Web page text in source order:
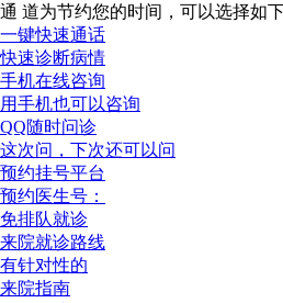
通 道为节约您的时间，可以选择如
一键快速通话
快速诊断病情
手机在线咨询
用手机也可以咨询
QQ随时问诊
这次问，下次还可以问
预约挂号平台
预约医生号：
免排队就诊
来院就诊路线
有针对性的
来院指南